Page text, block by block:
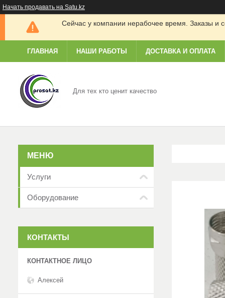
Начать продавать на Satu.kz
Сейчас у компании нерабочее время. Заказы и
ГЛАВНАЯ НАШИ РАБОТЫ ДОСТАВКА И ОПЛАТА
Для тех кто ценит качество
Услуги
Оборудование
КОНТАКТЫ
Алексей